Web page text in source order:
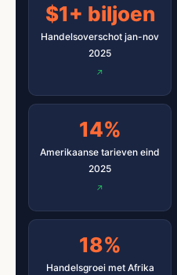
$1+ biljoen
Handelsoverschot jan-nov
2025
14%
Amerikaanse tarieven eind
2025
18%
Handelsgroei met Afrika